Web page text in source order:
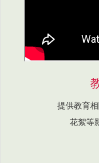
提供教育
花絮等